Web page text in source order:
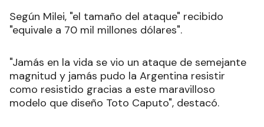
Según Milei, "el tamaño del ataque" recibido
"equivale a 70 mil millones dólares".
"Jamás en la vida se vio un ataque de semejante
magnitud y jamás pudo la Argentina resistir
como resistido gracias a este maravilloso
modelo que diseño Toto Caputo", destacó.